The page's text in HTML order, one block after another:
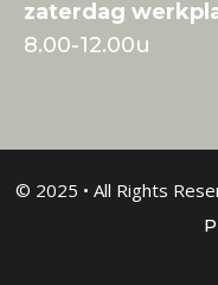
zaterdag
8.00-12.00u
© 2025 • All Rights